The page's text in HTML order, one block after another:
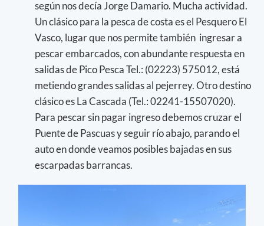
según nos decía Jorge Damario. Mucha actividad.
Un clásico para la pesca de costa es el Pesquero El
Vasco, lugar que nos permite también ingresar a
pescar embarcados, con abundante respuesta en
salidas de Pico Pesca Tel.: (02223) 575012, está
metiendo grandes salidas al pejerrey. Otro destino
clásico es La Cascada (Tel.: 02241-15507020).
Para pescar sin pagar ingreso debemos cruzar el
Puente de Pascuas y seguir río abajo, parando el
auto en donde veamos posibles bajadas en sus
escarpadas barrancas.